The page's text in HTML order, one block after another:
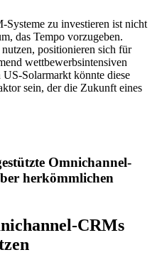
zu investieren ist nicht
das Tempo vorzugeben.
positionieren sich für
wettbewerbsintensiven
Solarmarkt könnte diese
sein, der die Zukunft eines
Omnichannel-
herkömmlichen
CRMs